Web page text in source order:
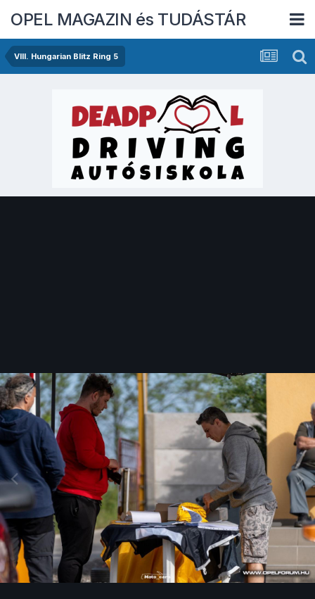
OPEL MAGAZIN és TUDÁSTÁR
VIII. Hungarian Blitz Ring 5